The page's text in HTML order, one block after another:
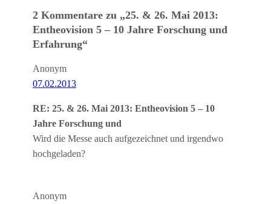
2 Kommentare zu „25. & 26. Mai 2013:
Entheovision 5 – 10 Jahre Forschung und
Erfahrung“
Anonym
07.02.2013
RE: 25. & 26. Mai 2013: Entheovision 5 – 10
Jahre Forschung und
Wird die Messe auch aufgezeichnet und irgendwo
hochgeladen?
Anonym